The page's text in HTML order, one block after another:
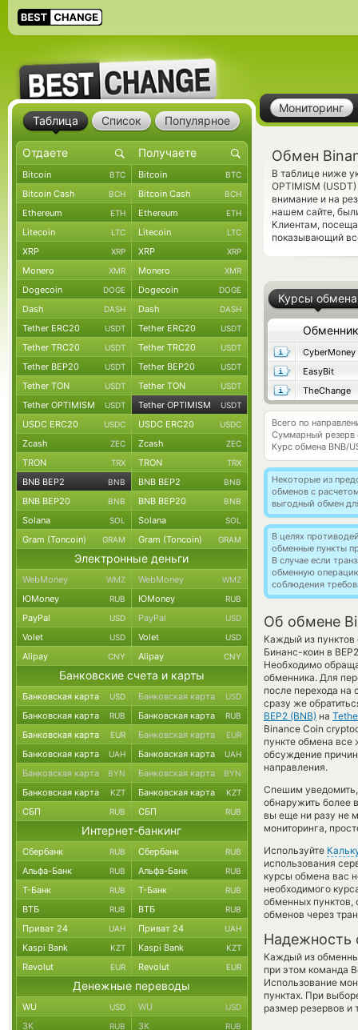
Мониторинг
Обмен
В таблице ниже
OPTIMISM
внимание и на
нашем сайте,
Клиентам,
показывающий
Курсы обмена
Обменник
CyberMoney
EasyBit
TheChange
Всего по
Суммарный резерв
Курс обмена BNB/
Некоторые из
обменов с
выгодный обмен
В целях
обменные пункты
В случае если
обменную
соблюдения
Об обмене
Каждый из пунктов
Бинанс-коин в
Необходимо
обменника. Для
после перехода
сразу же
BEP2 (BNB) на
Binance Coin
пункте обмена
обсуждение
направления.
Спешим
обнаружить более
вы еще ни разу не
мониторинга,
Используйте
использования
курсы обмена вас
необходимого
обменных
обменов через
Надежность
Каждый из
при этом команда
Использование
пунктах. При
размер резервов и
Таблица Список Популярное
Bitcoin BTC Bitcoin BTC
Bitcoin Cash BCH Bitcoin Cash BCH
Ethereum ETH Ethereum ETH
Litecoin LTC Litecoin LTC
XRP XRP XRP XRP
Monero XMR Monero XMR
Dogecoin DOGE Dogecoin DOGE
Dash DASH Dash DASH
Tether ERC20 USDT Tether ERC20 USDT
Tether TRC20 USDT Tether TRC20 USDT
Tether BEP20 USDT Tether BEP20 USDT
Tether TON USDT Tether TON USDT
Tether OPTIMISM USDT Tether OPTIMISM USDT
USDC ERC20 USDC USDC ERC20 USDC
Zcash ZEC Zcash ZEC
TRON TRX TRON TRX
BNB BEP2 BNB BNB BEP2 BNB
BNB BEP20 BNB BNB BEP20 BNB
Solana SOL Solana SOL
Gram (Toncoin) GRAM Gram (Toncoin) GRAM
Электронные деньги
WebMoney WMZ WebMoney WMZ
ЮMoney RUB ЮMoney RUB
PayPal USD PayPal USD
Volet USD Volet USD
Alipay CNY Alipay CNY
Банковские счета и карты
Банковская карта USD Банковская карта USD
Банковская карта RUB Банковская карта RUB
Банковская карта EUR Банковская карта EUR
Банковская карта UAH Банковская карта UAH
Банковская карта BYN Банковская карта BYN
Банковская карта KZT Банковская карта KZT
СБП RUB СБП RUB
Интернет-банкинг
Сбербанк RUB Сбербанк RUB
Альфа-Банк RUB Альфа-Банк RUB
Т-Банк RUB Т-Банк RUB
ВТБ RUB ВТБ RUB
Приват 24 UAH Приват 24 UAH
Kaspi Bank KZT Kaspi Bank KZT
Revolut EUR Revolut EUR
Денежные переводы
WU USD WU USD
ЗК RUB ЗК RUB